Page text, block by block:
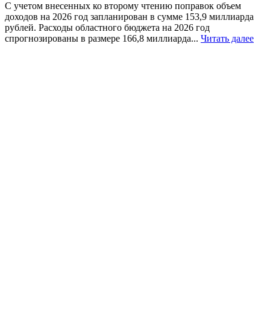
С учетом внесенных ко второму чтению поправок объем
доходов на 2026 год запланирован в сумме 153,9 миллиарда
рублей. Расходы областного бюджета на 2026 год
спрогнозированы в размере 166,8 миллиарда... Читать далее